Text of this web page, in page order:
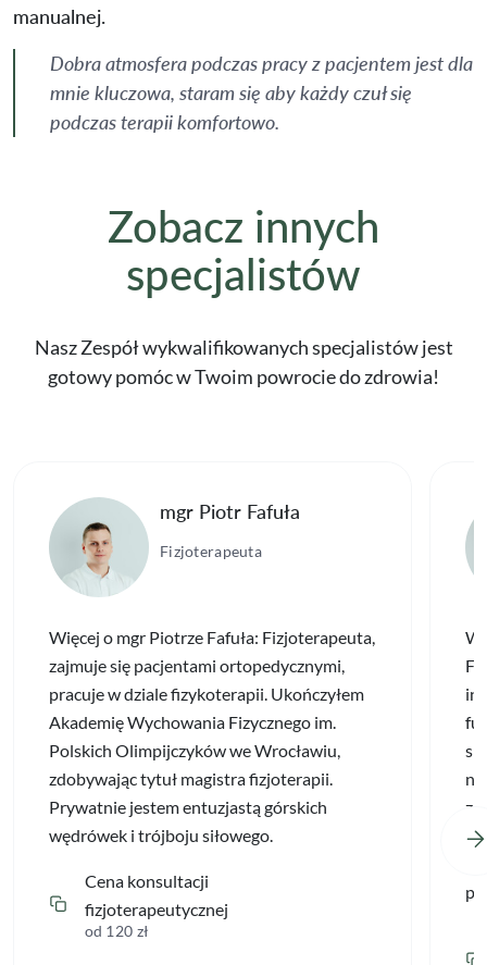
manualnej.
Dobra atmosfera podczas pracy z pacjentem jest dla
mnie kluczowa, staram się aby każdy czuł się
podczas terapii komfortowo.
Zobacz innych
specjalistów
Nasz Zespół wykwalifikowanych specjalistów jest
gotowy pomóc w Twoim powrocie do zdrowia!
mgr Piotr Fafuła
Fizjoterapeuta
Więcej o mgr Piotrze Fafuła: Fizjoterapeuta,
zajmuje się pacjentami ortopedycznymi,
pracuje w dziale fizykoterapii. Ukończyłem
Akademię Wychowania Fizycznego im.
Polskich Olimpijczyków we Wrocławiu,
zdobywając tytuł magistra fizjoterapii.
Prywatnie jestem entuzjastą górskich
wędrówek i trójboju siłowego.
Cena konsultacji
fizjoterapeutycznej
od 120 zł